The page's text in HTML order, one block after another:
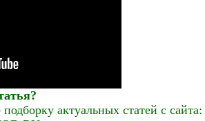
актуальных статей с сайта: